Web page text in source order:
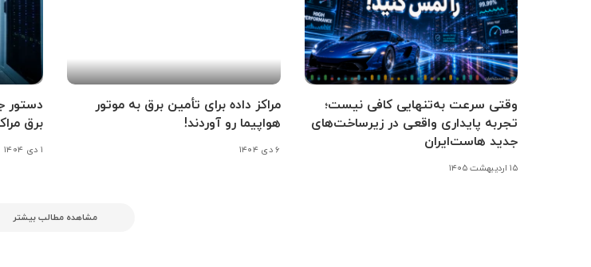
وقتی سرعت به‌تنهایی کافی نیست؛
تجربه پایداری واقعی در زیرساخت‌های
جدید هاست‌ایران
۱۵ اردیبهشت ۱۴۰۵
مراکز داده برای تأمین برق به موتور
هواپیما رو آوردند!
۶ دی ۱۴۰۴
دستور
برق
۱ دی ۱۴۰۴
مشاهده مطالب بیشتر